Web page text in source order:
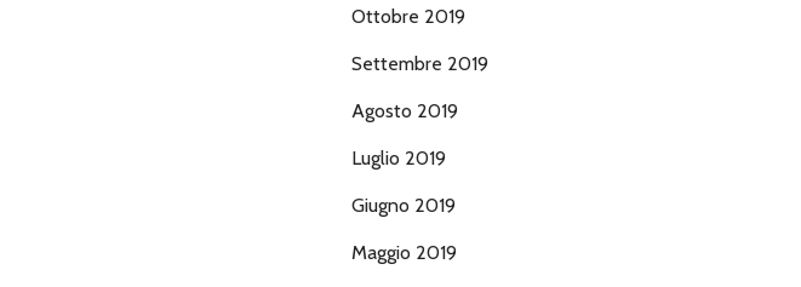
Ottobre 2019
Settembre 2019
Agosto 2019
Luglio 2019
Giugno 2019
Maggio 2019